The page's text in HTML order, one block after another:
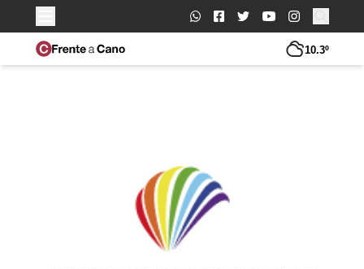
Buscar:
10.3º